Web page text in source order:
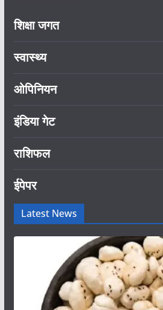
शिक्षा जगत
स्वास्थ्य
ओपिनियन
इंडिया गेट
राशिफल
ईपेपर
Latest News